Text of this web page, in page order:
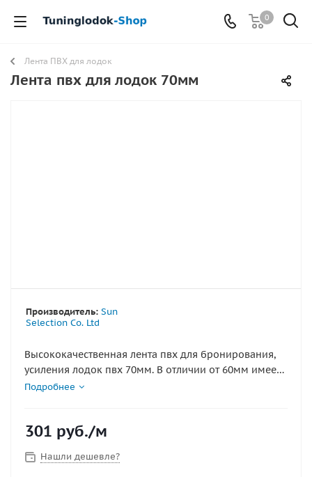
0
Лента ПВХ для лодок
Лента пвх для лодок 70мм
Производитель: Sun
Selection Co. Ltd
Высококачественная лента пвх для бронирования,
усиления лодок пвх 70мм. В отличии от 60мм имеет
более выражению структуру ребер, сделана из более
для приклейки используйте клей Тексакол 150М
Подробнее
301 руб./м
Нашли дешевле?